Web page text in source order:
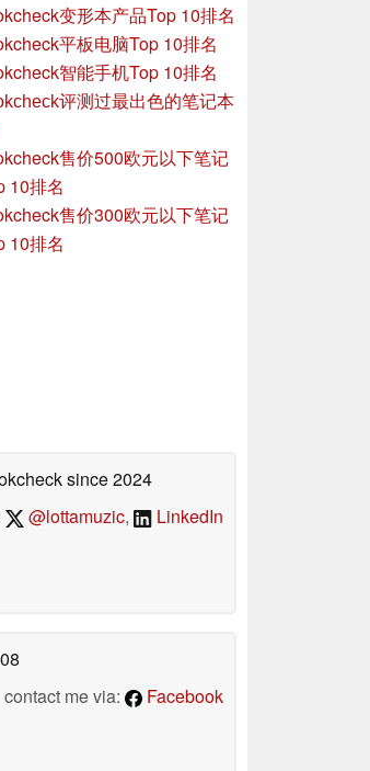
变形本产品Top 10排名
平板电脑Top 10排名
智能手机Top 10排名
评测过最出色的笔记本
售价500欧元以下笔记
10排名
售价300欧元以下笔记
10排名
since 2024
@lottamuzic, LinkedIn
contact me via:
Facebook